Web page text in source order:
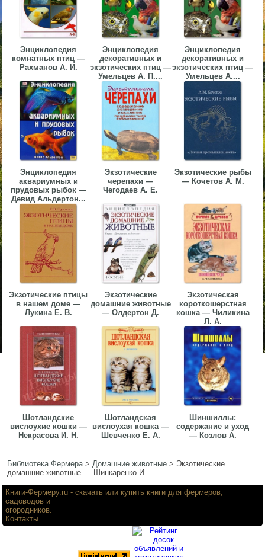
Энциклопедия
комнатных птиц —
Рахманов А. И.
Энциклопедия
декоративных и
экзотических птиц —
Умельцев А. П....
Энциклопедия
декоративных и
экзотических птиц —
Умельцев А....
Энциклопедия
аквариумных и
прудовых рыбок —
Девид Альдертон...
Экзотические
черепахи —
Чегодаев А. Е.
Экзотические рыбы
— Кочетов А. М.
Экзотические птицы
в нашем доме —
Лукина Е. В.
Экзотические
домашние животные
— Олдертон Д.
Экзотическая
короткошерстная
кошка — Чиликина
Л. А.
Шотландские
вислоухие кошки —
Некрасова И. Н.
Шотландская
вислоухая кошка —
Шевченко Е. А.
Шиншиллы:
содержание и уход
— Козлов А.
Библиотека Фермера>Домашние животные > Экзотические
домашние животные — Шинкаренко И.
▼
▼
▼
▼
Книги-Фермеру.ru - скачать или купить книги для фермеров,
садоводов и
огородников.
Контакты